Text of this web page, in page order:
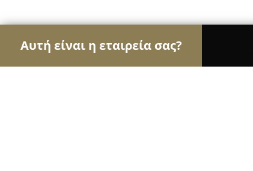
Αυτή είναι η εταιρεία σας?